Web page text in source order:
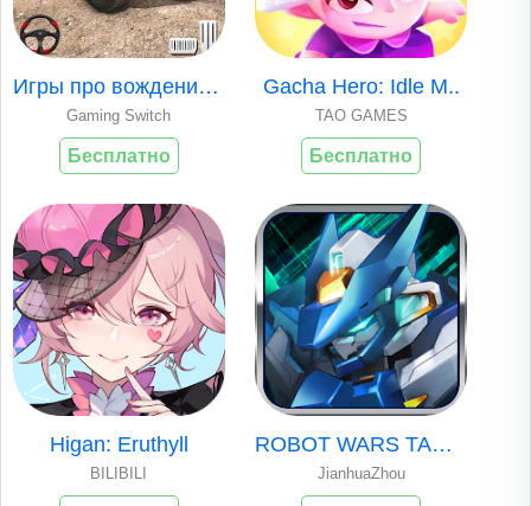
Игры про вождение ..
Gaming Switch
Бесплатно
Gacha Hero: Idle M..
TAO GAMES
Бесплатно
Higan: Eruthyll
BILIBILI
ROBOT WARS TACTIC..
JianhuaZhou